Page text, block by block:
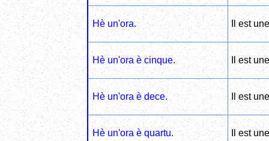
Hè un'ora. Il est
Hè un'ora è cinque. Il est
Hè un'ora è dece. Il est
Hè un'ora è quartu. Il est